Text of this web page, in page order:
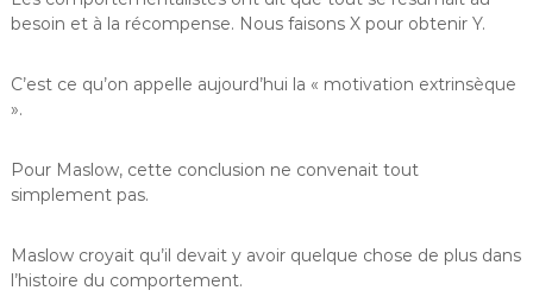
besoin et à la récompense. Nous faisons X pour obtenir Y.
C’est ce qu’on appelle aujourd’hui la « motivation extrinsèque
».
Pour Maslow, cette conclusion ne convenait tout
simplement pas.
Maslow croyait qu’il devait y avoir quelque chose de plus dans
l’histoire du comportement.